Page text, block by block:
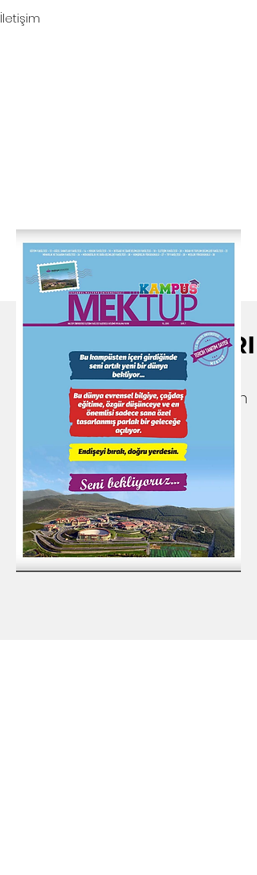
GALERI
Bir Göz Atın
İletişim